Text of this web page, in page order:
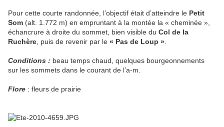
Pour cette courte randonnée, l’objectif était d’atteindre le Petit
Som (alt. 1.772 m) en empruntant à la montée la « cheminée »,
échancrure à droite du sommet, bien visible du Col de la
Ruchère , puis de revenir par le « Pas de Loup »
Conditions : beau temps chaud, quelques bourgeonnements
sur les sommets dans le courant de l’a-m.
Flore : fleurs de prairie